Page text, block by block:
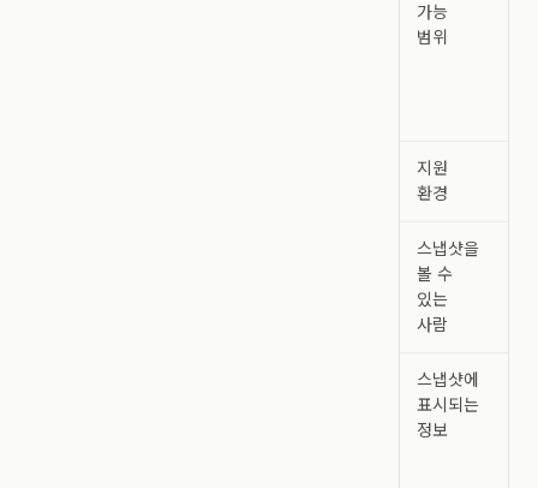
가능
범위
지원
환경
스냅샷을
볼 수
있는
사람
스냅샷에
표시되는
정보